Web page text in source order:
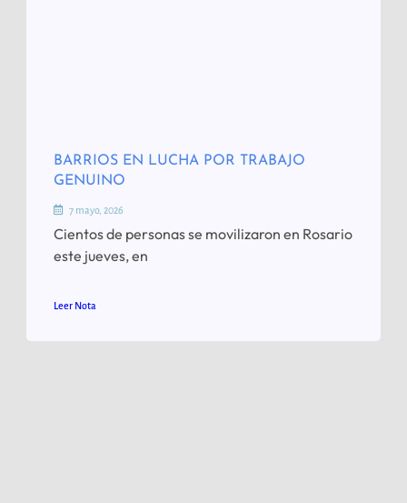
BARRIOS EN LUCHA POR TRABAJO
GENUINO
7 mayo, 2026
Cientos de personas se movilizaron en Rosario
este jueves, en
Leer Nota